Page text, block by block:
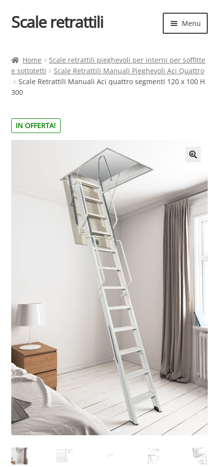
Vai
alla
Vai
al
Scale retrattili Menu
il
menu
child
Contatti
Cart
Elenco scale
child
il
child
Home
Scale retrattili pieghevoli per interni per soffitte
e sottotetti
Scale Retrattili Manuali Pieghevoli Aci Quattro
Scale Retrattili Manuali Aci quattro segmenti 120 x 100 H
300
IN OFFERTA!